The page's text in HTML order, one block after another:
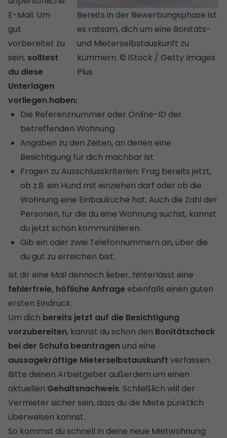
Bereits in der Bewerbungsphase ist
es ratsam, dich um eine Bonitäts-
und Mieterselbstauskunft zu
kümmern. © iStock / Getty Images
Plus
E-Mail. Um
gut
vorbereitet zu
sein, solltest
du diese
Unterlagen
vorliegen haben:
Die Referenznummer oder Online-ID der
betreffenden Wohnung.
Angaben zu den Zeiten, an denen eine
Besichtigung für dich machbar ist
Fragen zu Ausschlusskriterien: Frag bereits jetzt,
ob z.B. ein Hund mit einziehen darf oder ob die
Wohnung eine Einbauküche hat. Auch die Zahl der
Personen, für die du eine Wohnung suchst, kannst
du jetzt schon kommunizieren.
Gib ein oder zwei Telefonnummern an, über die
du gut zu erreichen bist.
Ist dir eine Mail dennoch lieber, hinterlässt eine
fehlerfreie, höfliche Anfrage ebenfalls einen guten
ersten Eindruck.
Um dich bereits jetzt auf die Besichtigung
vorzubereiten, kannst du schon den Bonitätscheck
bei der Schufa beantragen und eine
aussagekräftige Mieterselbstauskunft verfassen.
Bitte deinen Arbeitgeber außerdem um einen
aktuellen Gehaltsnachweis. Schließlich will der
Vermieter sicher sein, dass du die Miete pünktlich
überweisen kannst.
So kommst du schnell in deine neue Mietwohnung: